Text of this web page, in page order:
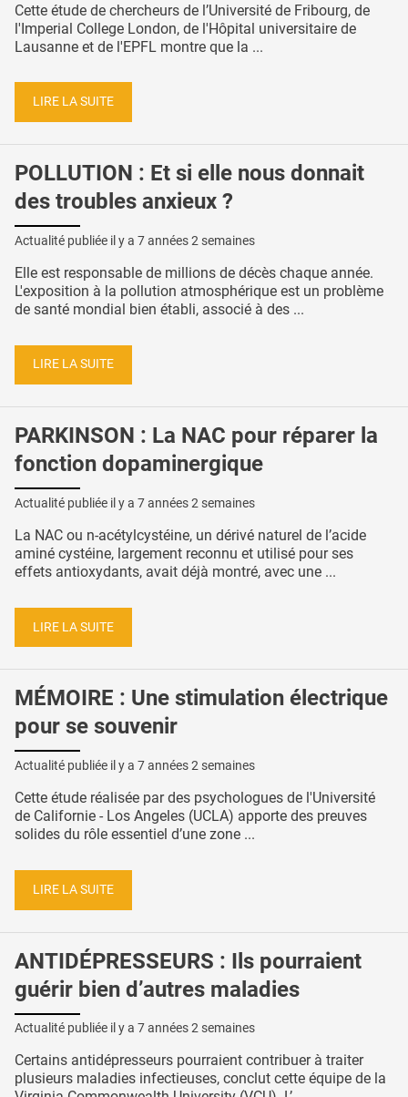
Cette étude de chercheurs de l’Université de Fribourg, de
l'Imperial College London, de l'Hôpital universitaire de
Lausanne et de l'EPFL montre que la ...
LIRE LA SUITE
POLLUTION : Et si elle nous donnait
des troubles anxieux ?
Actualité publiée il y a 7 années 2 semaines
Elle est responsable de millions de décès chaque année.
L'exposition à la pollution atmosphérique est un problème
de santé mondial bien établi, associé à des ...
LIRE LA SUITE
PARKINSON : La NAC pour réparer la
fonction dopaminergique
Actualité publiée il y a 7 années 2 semaines
La NAC ou n-acétylcystéine, un dérivé naturel de l’acide
aminé cystéine, largement reconnu et utilisé pour ses
effets antioxydants, avait déjà montré, avec une ...
LIRE LA SUITE
MÉMOIRE : Une stimulation électrique
pour se souvenir
Actualité publiée il y a 7 années 2 semaines
Cette étude réalisée par des psychologues de l'Université
de Californie - Los Angeles (UCLA) apporte des preuves
solides du rôle essentiel d’une zone ...
LIRE LA SUITE
ANTIDÉPRESSEURS : Ils pourraient
guérir bien d’autres maladies
Actualité publiée il y a 7 années 2 semaines
Certains antidépresseurs pourraient contribuer à traiter
plusieurs maladies infectieuses, conclut cette équipe de la